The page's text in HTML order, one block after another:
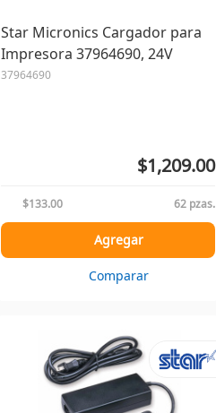
Star Micronics Cargador para
Impresora 37964690, 24V
37964690
$1,209.00
$133.00 62 pzas.
Agregar
Comparar